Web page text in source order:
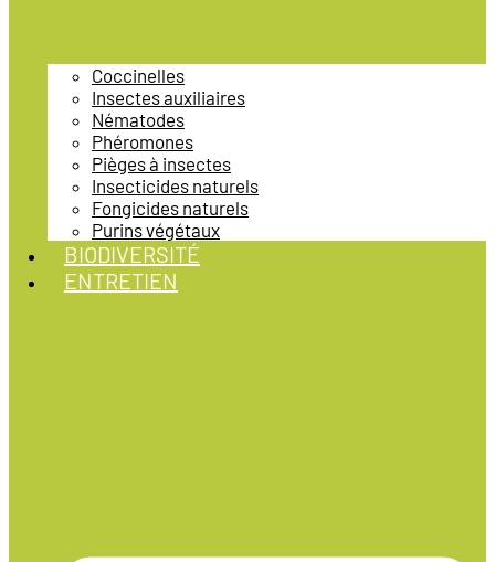
Coccinelles
Insectes auxiliaires
Nématodes
Phéromones
Pièges à insectes
Insecticides naturels
Fongicides naturels
Purins végétaux
BIODIVERSITÉ
ENTRETIEN